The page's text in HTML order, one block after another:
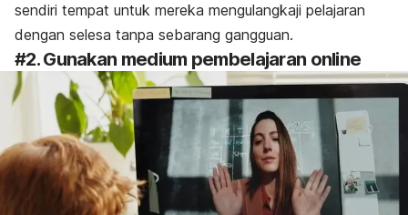
sendiri tempat untuk mereka mengulangkaji pelajaran
dengan selesa tanpa sebarang gangguan.
#2. Gunakan medium pembelajaran online